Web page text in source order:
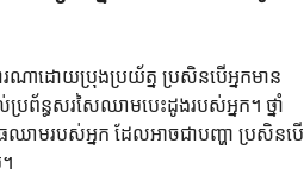
រណាដោយប្រុងប្រយ័ត្ន ប្រសិនបើអ្នកមាន
រព័ន្ធសរសៃឈាមបេះដូងរបស់អ្នក។ ថ្នាំ
ធឈាមរបស់អ្នក ដែលអាចជាបញ្ហា ប្រសិនបើ